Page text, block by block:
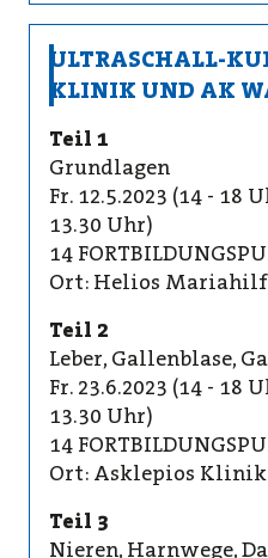
ULTRASCHALL-
KLINIK UND AK
Teil 1
Grundlagen
Fr. 12.5.2023 (14 - 18
13.30 Uhr)
14
Ort: Helios
Teil 2
Leber, Gallenblase,
Fr. 23.6.2023 (14 - 18
13.30 Uhr)
14
Ort: Asklepios Klinik
Teil 3
Nieren, Harnwege,